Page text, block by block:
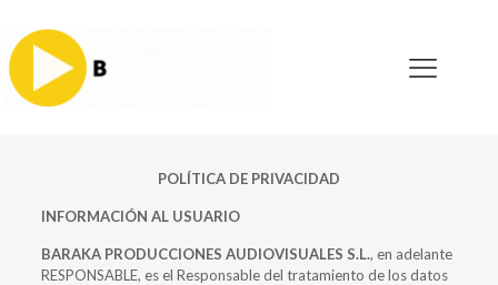
POLÍTICA DE PRIVACIDAD
INFORMACIÓN AL USUARIO
BARAKA PRODUCCIONES AUDIOVISUALES S.L., en adelante
RESPONSABLE, es el Responsable del tratamiento de los datos